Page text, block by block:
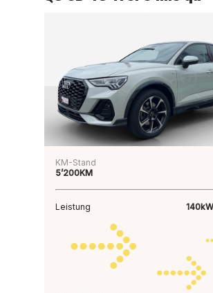
KM-Stand
5’200KM
Leistung